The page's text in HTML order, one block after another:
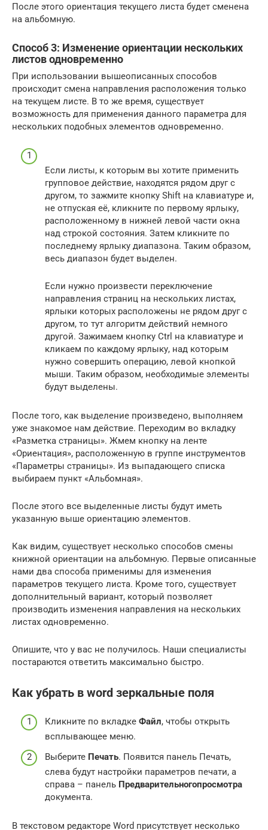
После этого ориентация текущего листа будет сменена
на альбомную.
Способ 3: Изменение ориентации нескольких
листов одновременно
При использовании вышеописанных способов
происходит смена направления расположения только
на текущем листе. В то же время, существует
возможность для применения данного параметра для
нескольких подобных элементов одновременно.
Если листы, к которым вы хотите применить
групповое действие, находятся рядом друг с
другом, то зажмите кнопку Shift на клавиатуре и,
не отпуская её, кликните по первому ярлыку,
расположенному в нижней левой части окна
над строкой состояния. Затем кликните по
последнему ярлыку диапазона. Таким образом,
весь диапазон будет выделен.
Если нужно произвести переключение
направления страниц на нескольких листах,
ярлыки которых расположены не рядом друг с
другом, то тут алгоритм действий немного
другой. Зажимаем кнопку Ctrl на клавиатуре и
кликаем по каждому ярлыку, над которым
нужно совершить операцию, левой кнопкой
мыши. Таким образом, необходимые элементы
будут выделены.
После того, как выделение произведено, выполняем
уже знакомое нам действие. Переходим во вкладку
«Разметка страницы». Жмем кнопку на ленте
«Ориентация», расположенную в группе инструментов
«Параметры страницы». Из выпадающего списка
выбираем пункт «Альбомная».
После этого все выделенные листы будут иметь
указанную выше ориентацию элементов.
Как видим, существует несколько способов смены
книжной ориентации на альбомную. Первые описанные
нами два способа применимы для изменения
параметров текущего листа. Кроме того, существует
дополнительный вариант, который позволяет
производить изменения направления на нескольких
листах одновременно.
Опишите, что у вас не получилось. Наши специалисты
постараются ответить максимально быстро.
Как убрать в word зеркальные поля
Кликните по вкладке Файл, чтобы открыть
всплывающее меню.
Выберите Печать. Появится панель Печать,
слева будут настройки параметров печати, а
справа – панель Предварительногопросмотра
документа.
В текстовом редакторе Word присутствует несколько